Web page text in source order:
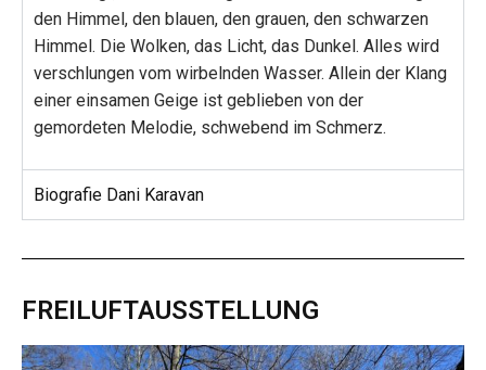
den Himmel, den blauen, den grauen, den schwarzen
Himmel. Die Wolken, das Licht, das Dunkel. Alles wird
verschlungen vom wirbelnden Wasser. Allein der Klang
einer einsamen Geige ist geblieben von der
gemordeten Melodie, schwebend im Schmerz.
Biografie Dani Karavan
FREILUFTAUSSTELLUNG